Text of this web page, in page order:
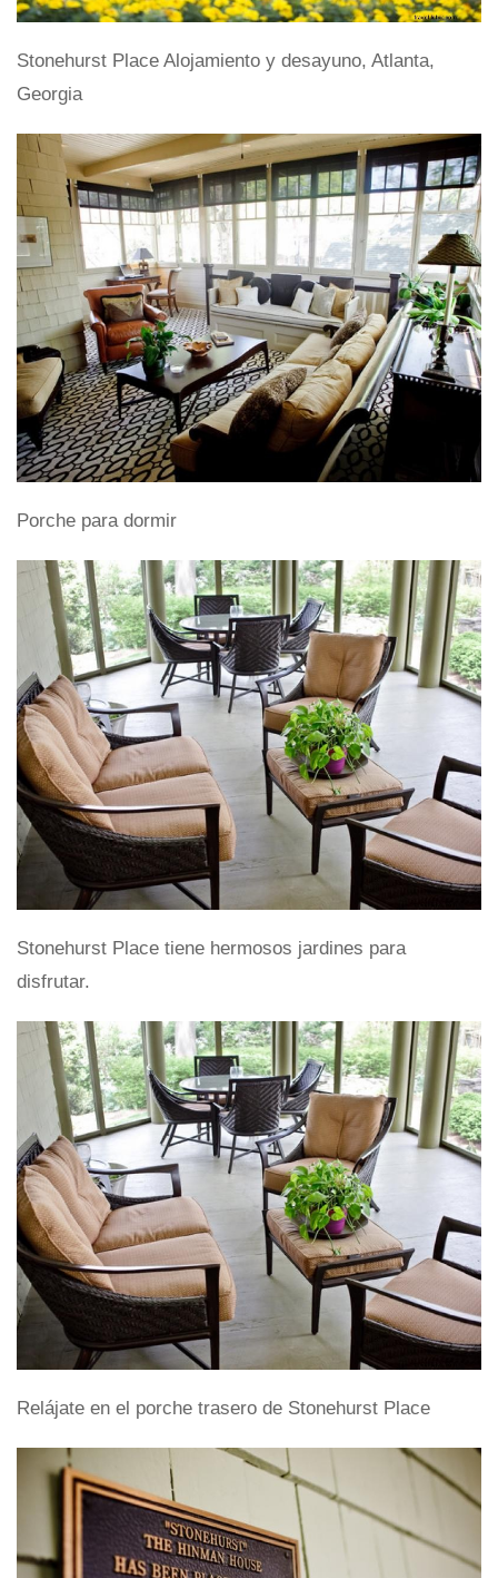
Stonehurst Place Alojamiento y desayuno, Atlanta,
Georgia
Porche para dormir
Stonehurst Place tiene hermosos jardines para
disfrutar.
Relájate en el porche trasero de Stonehurst Place